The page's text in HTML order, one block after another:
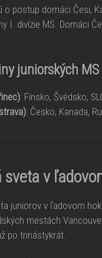
o postup domáci Česi,
I. divízie MS. Domáci
juniorských
: Fínsko, Švédsko,
: Česko, Kanada,
v
juniorov v ľadovom
mestách
po trinástykrát.